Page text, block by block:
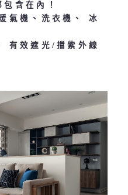
包含在內！
氣機、洗衣機、 冰
有效遮光/擋紫外線